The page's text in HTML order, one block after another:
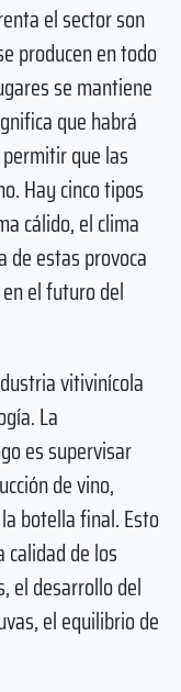
el sector son
producen en todo
se mantiene
que habrá
que las
Hay cinco tipos
cálido, el clima
de estas provoca
el futuro del
vitivinícola
La
es supervisar
de vino,
botella final. Esto
de los
el desarrollo del
el equilibrio de